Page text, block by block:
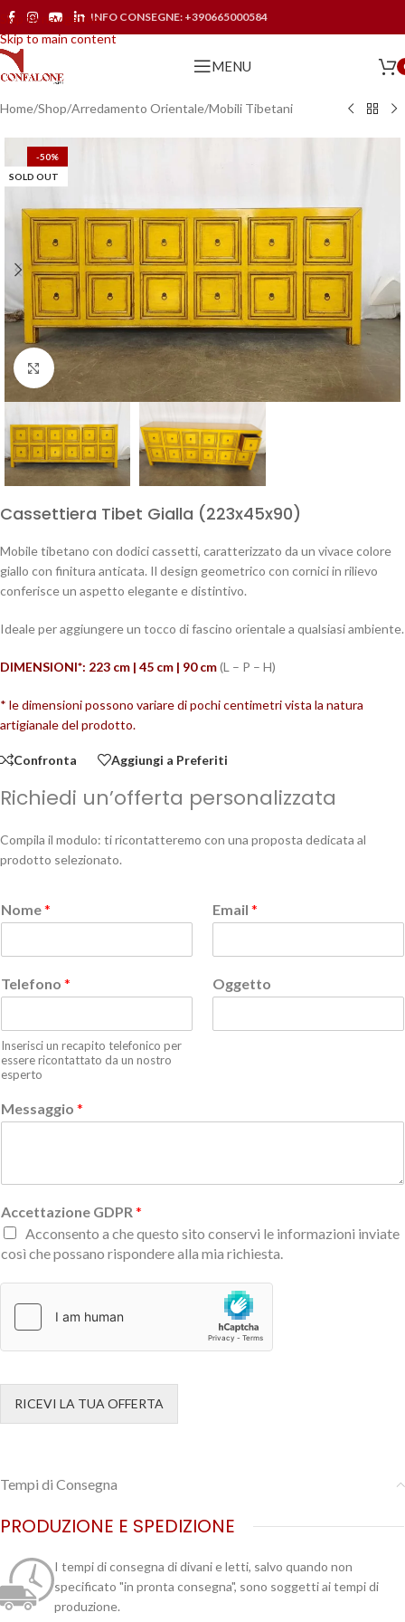
Skip to navigation
Skip to main content
INFO CONSEGNE: +390665000584
MENU
Home/Shop/Arredamento Orientale/Mobili Tibetani
-50%
SOLD OUT
Click to enlarge
Cassettiera Tibet Gialla (223x45x90)
Mobile tibetano con dodici cassetti, caratterizzato da un vivace colore
giallo con finitura anticata. Il design geometrico con cornici in rilievo
conferisce un aspetto elegante e distintivo.
Ideale per aggiungere un tocco di fascino orientale a qualsiasi ambiente.
DIMENSIONI*: 223 cm | 45 cm | 90cm(L – P – H)
* le dimensioni possono variare di pochi centimetri vista la natura
artigianale del prodotto.
Confronta Aggiungi a Preferiti
Richiedi un’offerta personalizzata
Compila il modulo: ti ricontatteremo con una proposta dedicata al
prodotto selezionato.
Nome* Email *
Telefono *
Inserisci un recapito telefonico per
essere ricontattato da un nostro
esperto
Oggetto
Messaggio *
Accettazione GDPR *
Acconsento a che questo sito conservi le informazioni inviate
così che possano rispondere alla mia richiesta.
RICEVI LA TUA OFFERTA
Tempi di Consegna
PRODUZIONE E SPEDIZIONE
I tempi di consegna di divani e letti, salvo quando non
specificato "in pronta consegna", sono soggetti ai tempi di
produzione.